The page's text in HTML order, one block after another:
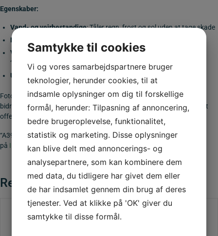
Egenskaber:
Vand- og vejrbestandige: Tåler regn, frost og sol uden at tage skade
Nem montering
Visuel opdeling: Gør det let at markere fx “Papir”, “Plast”,
“Restaffald” med fotos, ikoner eller firmalogoer
Udskiftelige
Fotoskiltene er derfor bådepraktiske, holdbare og fleksible– og
bidrager til en mere professionel og brugervenlig affaldssortering i det
offentlige rum.
“A39.dk – en del af INFRA GROUP“… Hvis du vil vide hvem vi er så klik
på INFRA GROUP
Relaterede varer
Samtykke til cookies
Vi og vores samarbejdspartnere bruger
teknologier, herunder cookies, til at
indsamle oplysninger om dig til forskellige
formål, herunder: Tilpasning af annoncering,
bedre brugeroplevelse, funktionalitet,
statistik og marketing. Disse oplysninger
kan blive delt med annoncerings- og
analysepartnere, som kan kombinere dem
med data, du tidligere har givet dem eller
de har indsamlet gennem din brug af deres
tjenester. Ved at klikke på 'OK' giver du
samtykke til disse formål.